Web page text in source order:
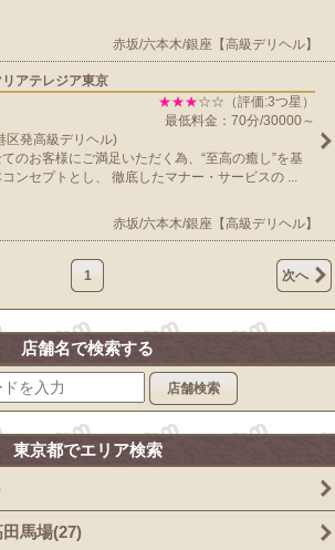
赤坂/六本木/銀座【高級デリヘル】
リアテレジア東京
★★★☆☆（評価:3つ星）
最低料金：70分/30000～
区発高級デリヘル)
のお客様にご満足いただく為、“至高の癒し”を基
ンセプトとし、 徹底したマナー・サービスの ...
赤坂/六本木/銀座【高級デリヘル】
1 次へ
店舗名で検索する
店舗検索
東京都でエリア検索
馬場(27)